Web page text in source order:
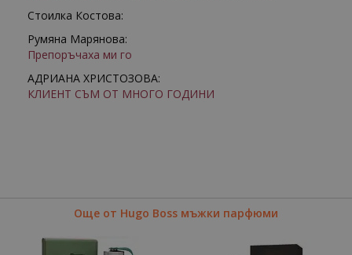
Стоилка Костова:
Румяна Марянова:
Препоръчаха ми го
АДРИАНА ХРИСТОЗОВА:
КЛИЕНТ СЪМ ОТ МНОГО ГОДИНИ
Още от Hugo Boss мъжки парфюми